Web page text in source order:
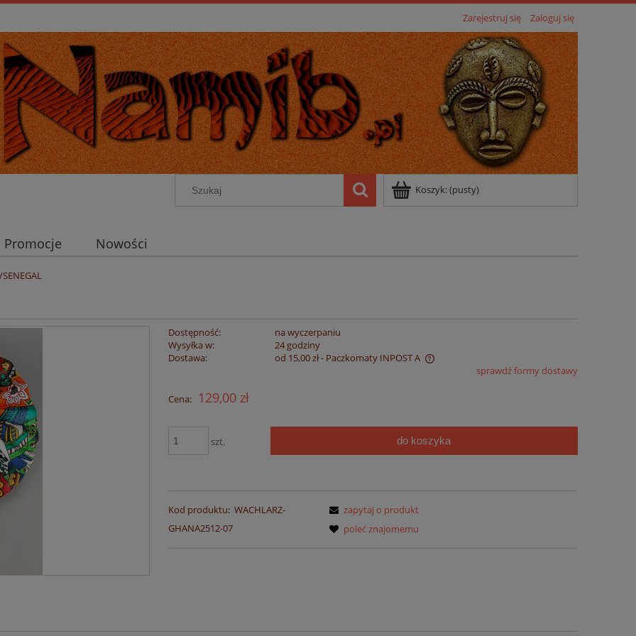
Zarejestruj się Zaloguj się
Koszyk:(pusty)
Promocje Nowości
Dostępność:
na wyczerpaniu
Wysyłka w:
24 godziny
Dostawa:
od 15,00 zł- Paczkomaty INPOST A
płatności
sprawdź formy dostawy
Cena: 129,00 zł
szt. do koszyka
Kod produktu: WACHLARZ-
GHANA2512-07
zapytaj o produkt
poleć znajomemu